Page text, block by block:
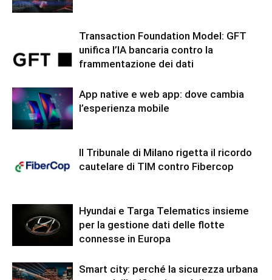
Transaction Foundation Model: GFT
unifica l’IA bancaria contro la
frammentazione dei dati
App native e web app: dove cambia
l’esperienza mobile
Il Tribunale di Milano rigetta il ricordo
cautelare di TIM contro Fibercop
Hyundai e Targa Telematics insieme
per la gestione dati delle flotte
connesse in Europa
Smart city: perché la sicurezza urbana